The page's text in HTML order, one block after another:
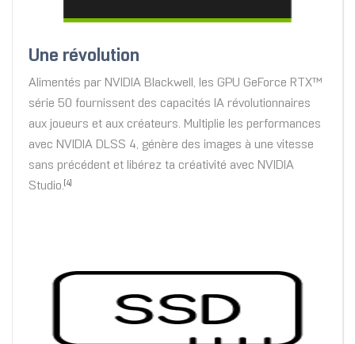
Une révolution
Alimentés par NVIDIA Blackwell, les GPU GeForce RTX™
série 50 fournissent des capacités IA révolutionnaires
aux joueurs et aux créateurs. Multiplie les performances
avec NVIDIA DLSS 4, génère des images à une vitesse
sans précédent et libérez ta créativité avec NVIDIA
Studio. [4]